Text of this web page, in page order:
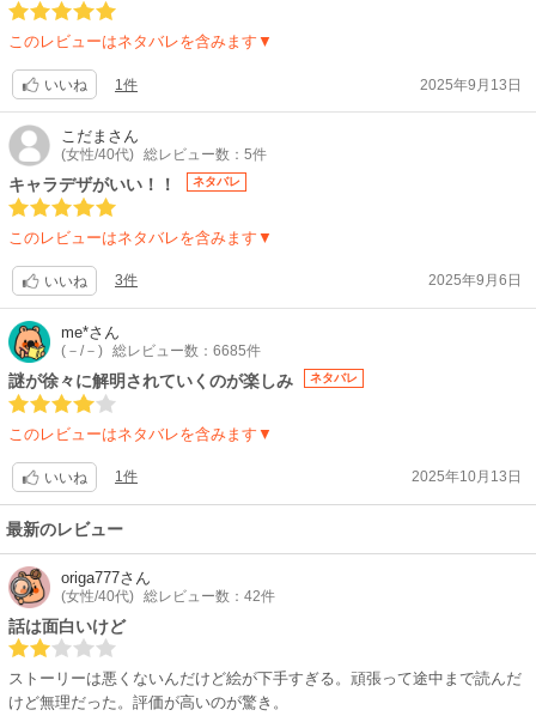
このレビューはネタバレを含みます▼
いいね 1件 2025年9月13日
こだま さん
(女性/40代) 総レビュー数：5件
キャラデザがいい！！ ネタバレ
このレビューはネタバレを含みます▼
いいね 3件 2025年9月6日
me*さん
(－/－) 総レビュー数：6685件
謎が徐々に解明されていくのが楽しみ ネタバレ
このレビューはネタバレを含みます▼
いいね 1件 2025年10月13日
最新のレビュー
origa777さん
(女性/40代) 総レビュー数：42件
話は面白いけど
ストーリーは悪くないんだけど絵が下手すぎる。頑張って途中まで読んだ
けど無理だった。評価が高いのが驚き。